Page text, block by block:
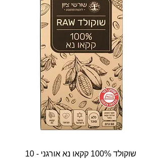
שוקולד 100% קקאו נא אורגני - 10